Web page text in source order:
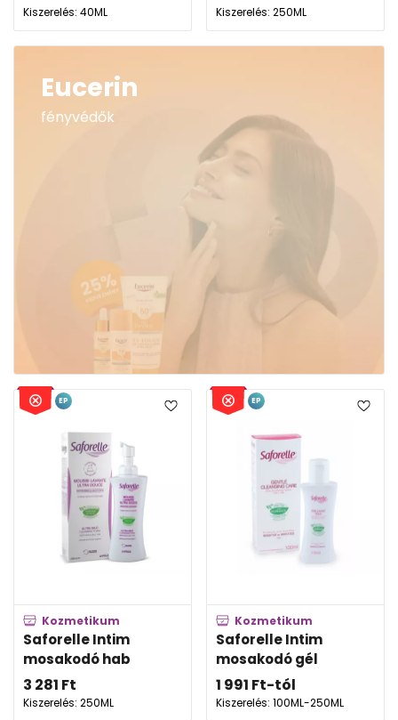
Kiszerelés: 40ML Kiszerelés: 250ML
Eucerin
fényvédők
Kozmetikum
Saforelle Intim
mosakodó hab
3 281 Ft
Kiszerelés: 250ML
EP
Kozmetikum
Saforelle Intim
mosakodó gél
1 991 Ft-tól
Kiszerelés: 100ML-250ML
EP